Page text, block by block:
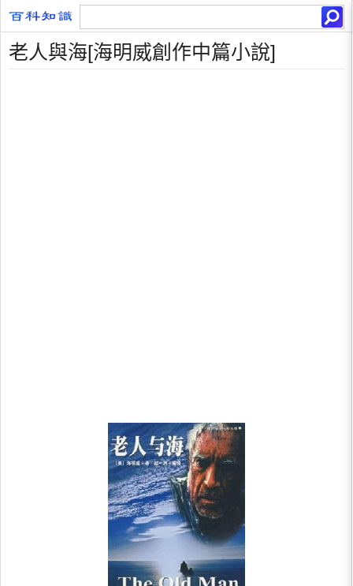
老人與海[海明威創作中篇小說]